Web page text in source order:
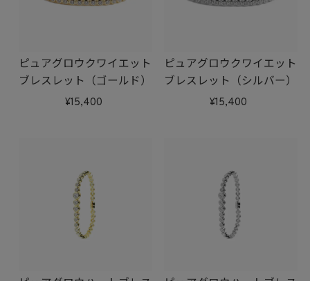
ピュアグロウクワイエット
ブレスレット（ゴールド）
15,400
ピュアグロウクワイエット
ブレスレット（シルバー）
15,400